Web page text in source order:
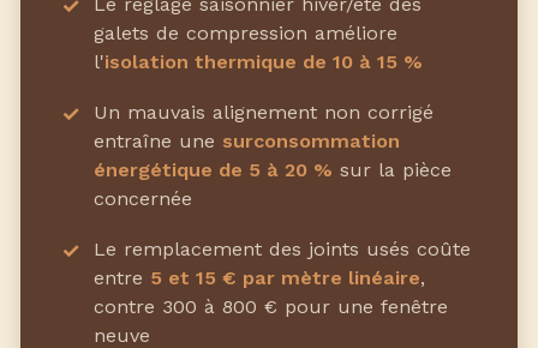
galets de compression améliore
l'isolation thermique de 10 à 15 %
Un mauvais alignement non corrigé
entraîne une surconsommation
énergétique de 5 à 20 % sur la pièce
concernée
Le remplacement des joints usés coûte
entre 5 et 15 € par mètre linéaire,
contre 300 à 800 € pour une fenêtre
neuve